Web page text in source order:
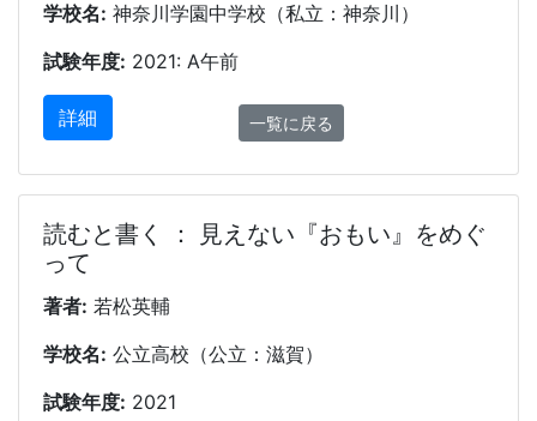
学校名: 神奈川学園中学校（私立：神奈川）
試験年度: 2021: A午前
詳細 一覧に戻る
読むと書く ： 見えない『おもい』をめぐ
って
著者: 若松英輔
学校名: 公立高校（公立：滋賀）
試験年度: 2021